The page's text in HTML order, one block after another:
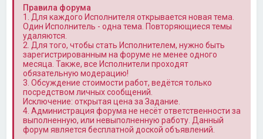
Правила форума
1. Для каждого Исполнителя открывается новая тема.
Один Исполнитель - одна тема. Повторяющиеся темы
удаляются.
2. Для того, чтобы стать Исполнителем, нужно быть
зарегистрированным на форуме не менее одного
месяца. Также, все Исполнители проходят
обязательную модерацию!
3. Обсуждение стоимости работ, ведётся только
посредством личных сообщений.
Исключение: открытая цена за Задание.
4. Администрация форума не несёт ответственности за
выполненную, или невыполненную работу. Данный
форум является бесплатной доской объявлений.